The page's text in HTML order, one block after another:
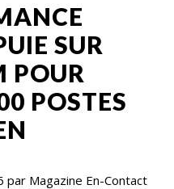
SUR
POUR
POSTES
par Magazine En-Contact